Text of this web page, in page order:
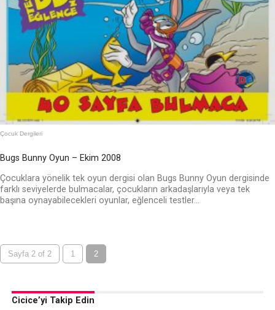
Çocuk Dergileri
Bugs Bunny Oyun – Ekim 2008
Çocuklara yönelik tek oyun dergisi olan Bugs Bunny Oyun dergisinde
farklı seviyelerde bulmacalar, çocukların arkadaşlarıyla veya tek
başına oynayabilecekleri oyunlar, eğlenceli testler...
Sayfa 2 of 2 1 2
Cicice’yi Takip Edin